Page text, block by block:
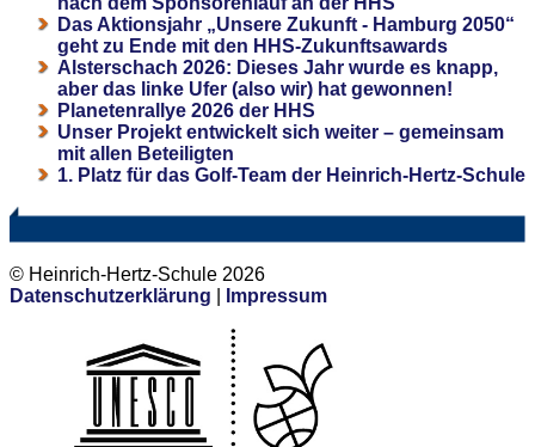
Das Aktionsjahr „Unsere Zukunft - Hamburg 2050“
geht zu Ende mit den HHS-Zukunftsawards
Alsterschach 2026: Dieses Jahr wurde es knapp,
aber das linke Ufer (also wir) hat gewonnen!
Planetenrallye 2026 der HHS
Unser Projekt entwickelt sich weiter – gemeinsam
mit allen Beteiligten
1. Platz für das Golf-Team der Heinrich-Hertz-Schule
© Heinrich-Hertz-Schule 2026
Datenschutzerklärung
Impressum